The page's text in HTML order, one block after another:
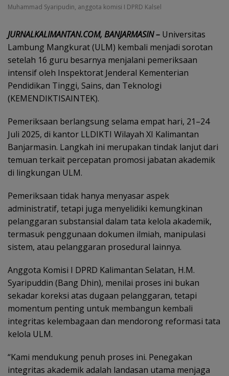
Muhammad Syaripudin, anggota komisi I DPRD Kalsel
JURNALKALIMANTAN.COM, BANJARMASIN – Universitas
Lambung Mangkurat (ULM) kembali menjadi sorotan
setelah 16 guru besarnya menjalani pemeriksaan
intensif oleh Inspektorat Jenderal Kementerian
Pendidikan Tinggi, Sains, dan Teknologi
(KEMENDIKTISAINTEK).
Pemeriksaan berlangsung selama empat hari, 21–24
Juli 2025, di kantor LLDIKTI Wilayah XI Kalimantan
Banjarmasin. Langkah ini merupakan tindak lanjut dari
temuan terkait percepatan promosi jabatan akademik
di lingkungan ULM.
Pemeriksaan tidak hanya menyasar aspek
administratif, tetapi juga menyelidiki kemungkinan
pelanggaran substansial dalam tata kelola akademik,
termasuk penggunaan dokumen ilmiah, manipulasi
sistem, atau pelanggaran prosedural lainnya.
Anggota Komisi I DPRD Kalimantan Selatan, H.M.
Syaripuddin (Bang Dhin), menilai proses ini bukan
sekadar koreksi atas dugaan pelanggaran, tetapi
momentum penting untuk membangun kembali
integritas kelembagaan dan mendorong reformasi tata
kelola ULM.
“Kami mendukung penuh proses ini. Penegakan
integritas akademik adalah landasan utama menjaga